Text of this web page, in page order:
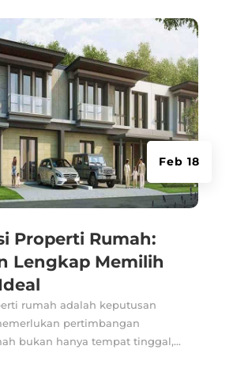
Properti Rumah:
Lengkap Memilih
Feb 18
rumah adalah keputusan
pertimbangan
bukan hanya tempat tinggal,...